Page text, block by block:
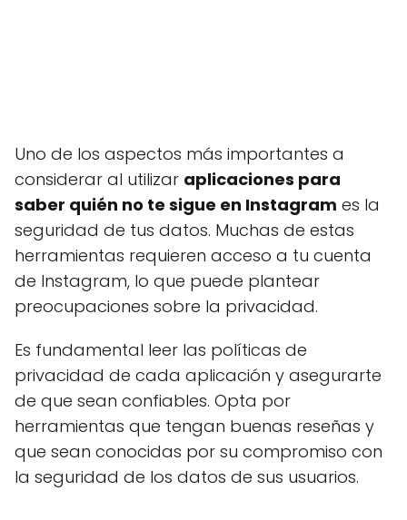
Uno de los aspectos más importantes a
considerar al utilizar aplicaciones para
saber quién no te sigue en Instagram es la
seguridad de tus datos. Muchas de estas
herramientas requieren acceso a tu cuenta
de Instagram, lo que puede plantear
preocupaciones sobre la privacidad.
Es fundamental leer las políticas de
privacidad de cada aplicación y asegurarte
de que sean confiables. Opta por
herramientas que tengan buenas reseñas y
que sean conocidas por su compromiso con
la seguridad de los datos de sus usuarios.